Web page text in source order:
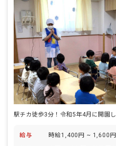
給与 時給1,400円 ~ 1,600円